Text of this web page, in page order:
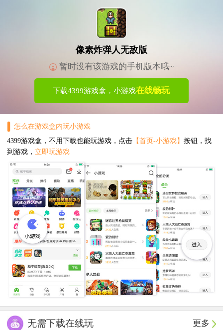
像素炸弹人无敌版
暂时没有该游戏的手机版本哦~
下载4399游戏盒，小游戏在线畅玩
怎么在游戏盒内玩小游戏
4399游戏盒，不用下载也能玩游戏，点击【首页-小游戏】 按钮，找
到游戏， 立即玩游戏
更多
无需下载在线玩